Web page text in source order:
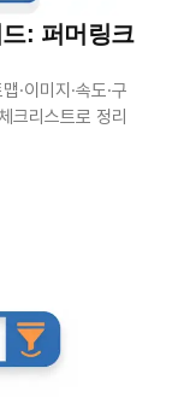
: 퍼머링크
·이미지·속도·구
크리스트로 정리